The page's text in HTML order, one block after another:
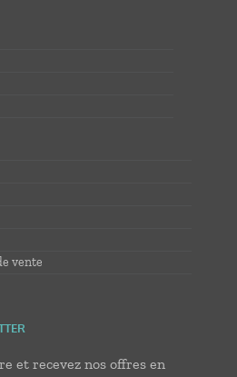
vente
et recevez nos offres en